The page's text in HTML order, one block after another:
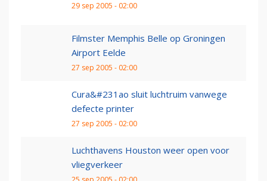
29 sep 2005 - 02:00
Filmster Memphis Belle op Groningen
Airport Eelde
27 sep 2005 - 02:00
Cura&#231ao sluit luchtruim vanwege
defecte printer
27 sep 2005 - 02:00
Luchthavens Houston weer open voor
vliegverkeer